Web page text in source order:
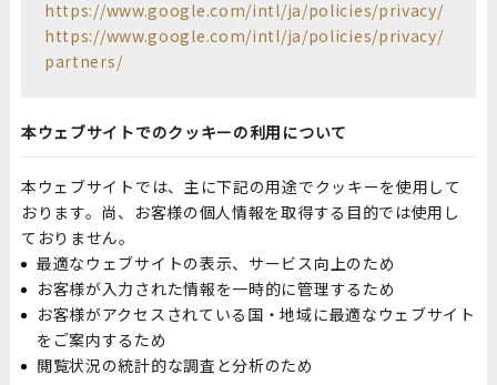
https://www.google.com/intl/ja/policies/privacy/
https://www.google.com/intl/ja/policies/privacy/
partners/
本ウェブサイトでのクッキーの利用について
本ウェブサイトでは、主に下記の用途でクッキーを使用して
おります。尚、お客様の個人情報を取得する目的では使用し
ておりません。
最適なウェブサイトの表示、サービス向上のため
お客様が入力された情報を一時的に管理するため
お客様がアクセスされている国・地域に最適なウェブサイト
をご案内するため
閲覧状況の統計的な調査と分析のため